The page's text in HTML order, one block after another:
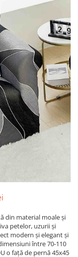
din material moale și
petelor, uzurii și
modern și elegant și
între 70-110
o față de pernă 45x45